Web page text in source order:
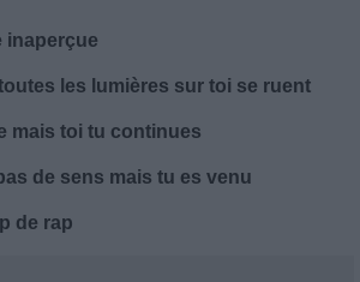
inaperçue
les lumières sur toi se ruent
mais toi tu continues
de sens mais tu es venu
de rap